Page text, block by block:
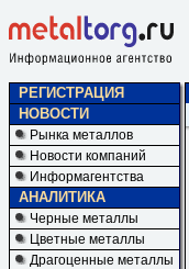
РЕГИСТРАЦИЯ
НОВОСТИ
Рынка металлов
Новости компаний
Информагентства
АНАЛИТИКА
Черные металлы
Цветные металлы
Драгоценные металлы